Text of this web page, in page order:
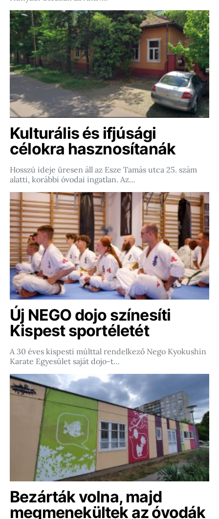
Kulturális és ifjúsági
célokra hasznosítanák
Hosszú ideje üresen áll az Esze Tamás utca 25. szám
alatti, korábbi óvodai ingatlan. Az…
Új NEGO dojo színesíti
Kispest sportéletét
A 30 éves kispesti múlttal rendelkező Nego Kyokushin
Karate Egyesület saját dojo-t…
Bezárták volna, majd
megmenekültek az óvodák